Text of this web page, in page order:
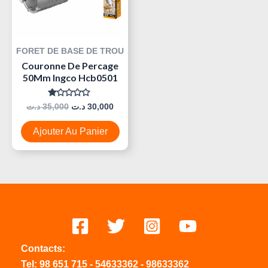
FORET DE BASE DE TROU
Couronne De Percage
50Mm Ingco Hcb0501
Note
0
Sur
5
35,000 د.ت 30,000 د.ت
Ajouter Au Panier
Contacts:
Tel: 98 651 715 - 54633362 - 98633362